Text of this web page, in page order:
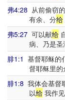
弗4:28 从前偷窃
有余、分给
弗5:27 可以献给
病、乃是圣
腓1:1 基督耶稣的
督耶稣里的
腓1:8 我体会基督
以给我作见